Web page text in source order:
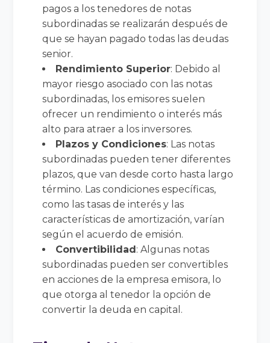
pagos a los tenedores de notas
subordinadas se realizarán después de
que se hayan pagado todas las deudas
senior.
Rendimiento Superior: Debido al
mayor riesgo asociado con las notas
subordinadas, los emisores suelen
ofrecer un rendimiento o interés más
alto para atraer a los inversores.
Plazos y Condiciones: Las notas
subordinadas pueden tener diferentes
plazos, que van desde corto hasta largo
término. Las condiciones específicas,
como las tasas de interés y las
características de amortización, varían
según el acuerdo de emisión.
Convertibilidad: Algunas notas
subordinadas pueden ser convertibles
en acciones de la empresa emisora, lo
que otorga al tenedor la opción de
convertir la deuda en capital.